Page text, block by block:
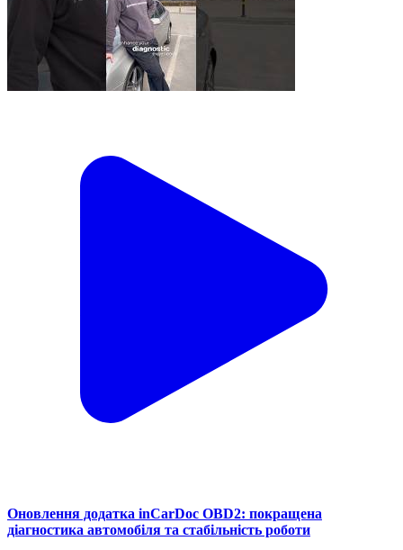
Оновлення додатка inCarDoc OBD2: покращена
діагностика автомобіля та стабільність роботи